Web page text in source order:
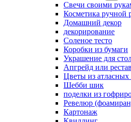
Свечи своими
Косметика ручной
Домашний декор
декорирование
Соленое тесто
Коробки из бумаги
Украшение для
Апгрейд или
Цветы из атласных
Шебби шик
поделки из
Ревелюр
Картонаж